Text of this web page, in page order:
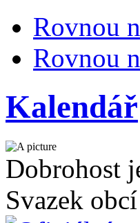
Rovnou
Rovnou
Kalendář
Dobrohost
Svazek